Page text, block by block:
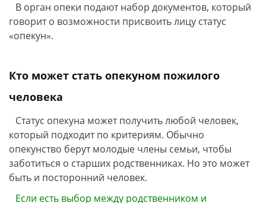
В орган опеки подают набор документов, который
говорит о возможности присвоить лицу статус
«опекун».
Кто может стать опекуном пожилого
человека
Статус опекуна может получить любой человек,
который подходит по критериям. Обычно
опекунство берут молодые члены семьи, чтобы
заботиться о старших родственниках. Но это может
быть и посторонний человек.
Если есть выбор между родственником и